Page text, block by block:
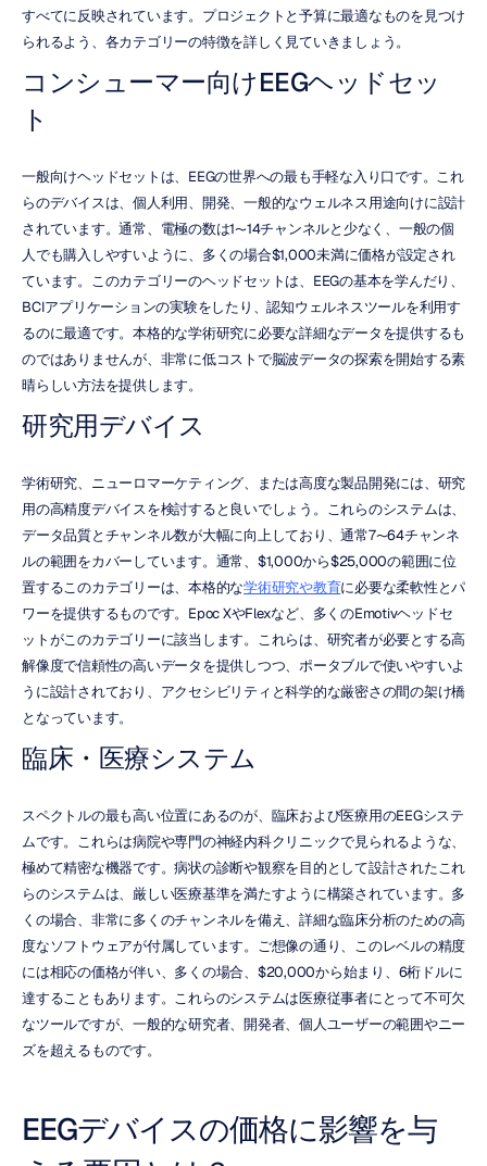
すべてに反映されています。プロジェクトと予算に最適なものを見つけ
られるよう、各カテゴリーの特徴を詳しく見ていきましょう。
コンシューマー向けEEGヘッドセッ
ト
一般向けヘッドセットは、EEGの世界への最も手軽な入り口です。これ
らのデバイスは、個人利用、開発、一般的なウェルネス用途向けに設計
されています。通常、電極の数は1〜14チャンネルと少なく、一般の個
人でも購入しやすいように、多くの場合$1,000未満に価格が設定され
ています。このカテゴリーのヘッドセットは、EEGの基本を学んだり、
BCIアプリケーションの実験をしたり、認知ウェルネスツールを利用す
るのに最適です。本格的な学術研究に必要な詳細なデータを提供するも
のではありませんが、非常に低コストで脳波データの探索を開始する素
晴らしい方法を提供します。
研究用デバイス
学術研究、ニューロマーケティング、または高度な製品開発には、研究
用の高精度デバイスを検討すると良いでしょう。これらのシステムは、
データ品質とチャンネル数が大幅に向上しており、通常7〜64チャンネ
ルの範囲をカバーしています。通常、$1,000から$25,000の範囲に位
置するこのカテゴリーは、本格的な学術研究や教育に必要な柔軟性とパ
ワーを提供するものです。Epoc XやFlexなど、多くのEmotivヘッドセ
ットがこのカテゴリーに該当します。これらは、研究者が必要とする高
解像度で信頼性の高いデータを提供しつつ、ポータブルで使いやすいよ
うに設計されており、アクセシビリティと科学的な厳密さの間の架け橋
となっています。
臨床・医療システム
スペクトルの最も高い位置にあるのが、臨床および医療用のEEGシステ
ムです。これらは病院や専門の神経内科クリニックで見られるような、
極めて精密な機器です。病状の診断や観察を目的として設計されたこれ
らのシステムは、厳しい医療基準を満たすように構築されています。多
くの場合、非常に多くのチャンネルを備え、詳細な臨床分析のための高
度なソフトウェアが付属しています。ご想像の通り、このレベルの精度
には相応の価格が伴い、多くの場合、$20,000から始まり、6桁ドルに
達することもあります。これらのシステムは医療従事者にとって不可欠
なツールですが、一般的な研究者、開発者、個人ユーザーの範囲やニー
ズを超えるものです。
EEGデバイスの価格に影響を与